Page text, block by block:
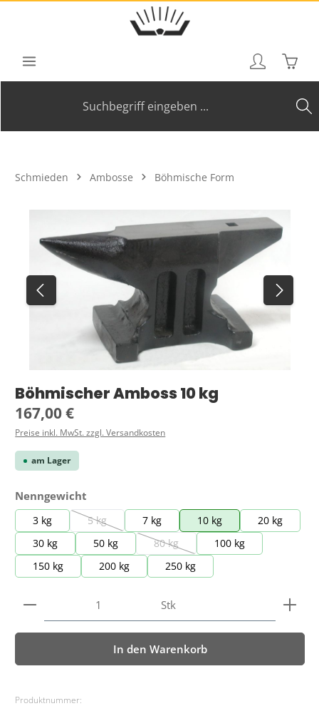
Zum Hauptinhalt springen
Schmieden Ambosse Böhmische Form
Böhmischer Amboss 10 kg
Regulärer Preis:
167,00 €
Preise inkl. MwSt. zzgl. Versandkosten
am Lager
Nenngewicht
3 kg 5 kg
(Diese Option ist zurzeit nicht verfügbar.)
7 kg 10 kg
20 kg
30 kg
50 kg 80 kg
(Diese Option ist zurzeit nicht
100 kg
150 kg
200 kg 250 kg
Produkt Anzahl: Gib den gewünschten Wert ein
Stk
In den Warenkorb
Produktnummer: